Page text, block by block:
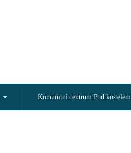
Komunitní centrum Pod kostelem